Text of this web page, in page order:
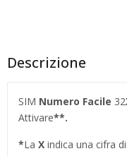
Descrizione
SIM Numero Facile 32
Attivare**.
*La X indica una cifra